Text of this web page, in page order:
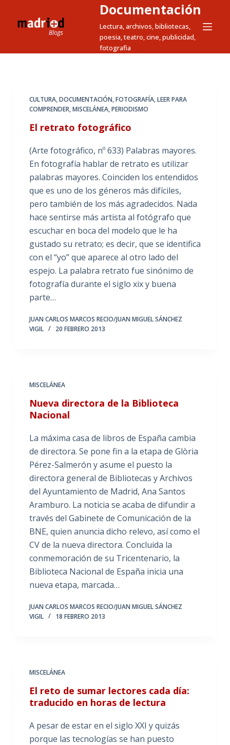
t
Documentación
Lectura, archivos, bibliotecas,
poesia, teatro, cine, publicidad,
fotografia
CULTURA,DOCUMENTACIÓN,FOTOGRAFÍA,LEER PARA
COMPRENDER,MISCELÁNEA,PERIODISMO
El retrato fotográfico
(Arte fotográfico, nº 633) Palabras mayores.
En fotografía hablar de retrato es utilizar
palabras mayores. Coinciden los entendidos
que es uno de los géneros más difíciles,
pero también de los más agradecidos. Nada
hace sentirse más artista al fotógrafo que
escuchar en boca del modelo que le ha
gustado su retrato; es decir, que se identifica
con el “yo” que aparece al otro lado del
espejo. La palabra retrato fue sinónimo de
fotografía durante el siglo xix y buena
parte…
JUAN CARLOS MARCOS RECIO/JUAN MIGUEL SÁNCHEZ
VIGIL
20 FEBRERO 2013
MISCELÁNEA
Nueva directora de la Biblioteca
Nacional
La máxima casa de libros de España cambia
de directora. Se pone fin a la etapa de Glòria
Pérez-Salmerón y asume el puesto la
directora general de Bibliotecas y Archivos
del Ayuntamiento de Madrid, Ana Santos
Aramburo. La noticia se acaba de difundir a
través del Gabinete de Comunicación de la
BNE, quien anuncia dicho relevo, así como el
CV de la nueva directora. Concluida la
conmemoración de su Tricentenario, la
Biblioteca Nacional de España inicia una
nueva etapa, marcada…
JUAN CARLOS MARCOS RECIO/JUAN MIGUEL SÁNCHEZ
VIGIL
18 FEBRERO 2013
MISCELÁNEA
El reto de sumar lectores cada día:
traducido en horas de lectura
A pesar de estar en el siglo XXI y quizás
porque las tecnologías se han puesto